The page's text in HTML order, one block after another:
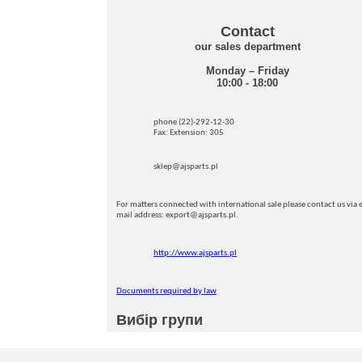
Contact
our sales department
Monday – Friday
10:00 - 18:00
phone (22)-292-12-30
Fax: Extension: 305
sklep@ajsparts.pl
For matters connected with international sale please contact us via
mail address: export@ajsparts.pl.
http://www.ajsparts.pl
Documents required by law
Вибір групи